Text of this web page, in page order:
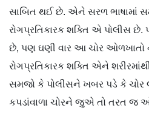
સાબિત થઈ છે. એને સરળ ભાષામાં
રોગપ્રતિકારક શક્તિ એ પોલીસ છે.
છે, પણ ઘણી વાર આ ચોર
રોગપ્રતિકારક શક્તિ એને
સમજો કે પોલીસને ખબર પડે કે ચોર
કપડાંવાળા ચોરને જુએ તો તરત